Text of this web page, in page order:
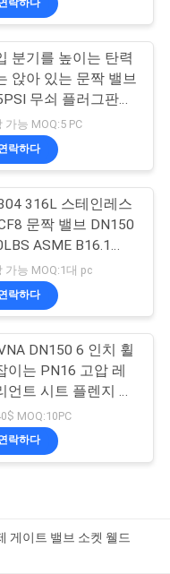
락하다
분기를 높이는 탄력
앉아 있는 문짝 밸브
무쇠 플러그판은
운동 프랜지 연결단
립니다
가능 MOQ:5 PC
락하다
316L 스테인레스
문짝 밸브 DN150
ASME B16.1
CL125 문짝 밸브
가능 MOQ:1대 pc
락하다
DN150 6 인치 휠
이는 PN16 고압 레
언트 시트 플렌지 말
테인레스 강 316을
했습니다
MOQ:10PC
락하다
게이트 밸브 소켓 웰드